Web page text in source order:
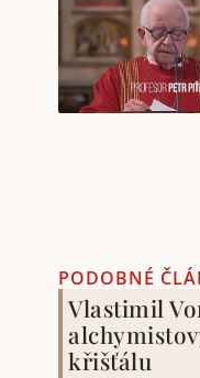
PODOBNÉ
Vlastimil
křišťálu